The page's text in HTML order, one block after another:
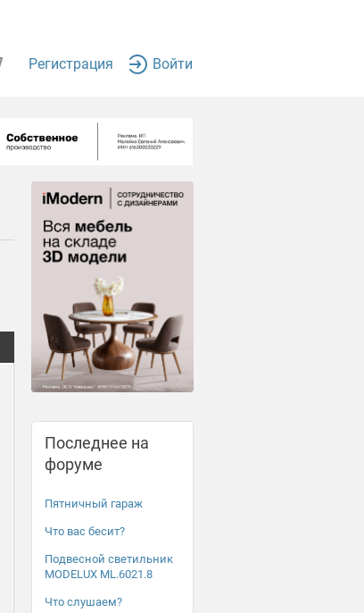
Регистрация Войти
Последнее на
форуме
Пятничный гараж
Что вас бесит?
Подвесной светильник
MODELUX ML.6021.8
Что слушаем?